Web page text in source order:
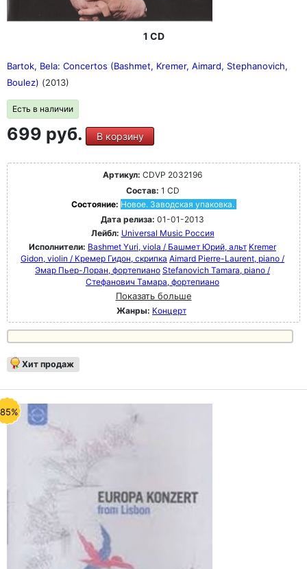
1 CD
Bartok, Bela: Concertos (Bashmet, Kremer, Aimard, Stephanovich,
Boulez) (2013)
Есть в наличии
699 руб. В корзину
Артикул: CDVP 2032196
Состав: 1 CD
Состояние: Новое. Заводская упаковка.
Дата релиза: 01-01-2013
Лейбл: Universal Music Россия
Исполнители: Bashmet Yuri, viola / Башмет Юрий, альт Kremer
Gidon, violin / Кремер Гидон, скрипка Aimard Pierre-Laurent, piano /
Эмар Пьер-Лоран, фортепиано Stefanovich Tamara, piano /
Стефанович Тамара, фортепиано
Показать больше
Жанры: Концерт
Хит продаж